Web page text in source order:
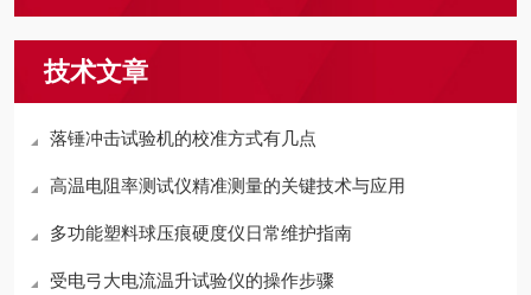
技术文章
落锤冲击试验机的校准方式有几点
高温电阻率测试仪精准测量的关键技术与应用
多功能塑料球压痕硬度仪日常维护指南
受电弓大电流温升试验仪的操作步骤